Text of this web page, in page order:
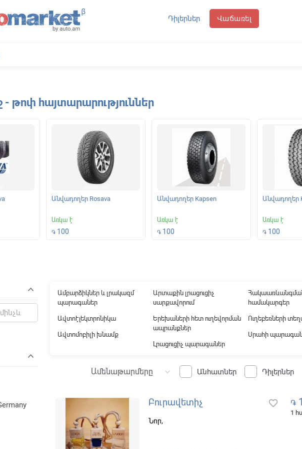
Դիլերներ Վաճառել
- թոփ հայտարարություններ
Անվադողեր Rosava
Առկա է
֏ 100
Անվադողեր Kapsen
Առկա է
֏ 100
Անվադողեր
Առկա է
֏ 100
Ամբարձիկներ և լրակազմ
պարագաներ
Ավտոէլեկտրոնիկա
Ավտոմոբիլի խնամք
Արտաքին լրացուցիչ
սարքավորում
Երեխաների հետ ուղեվորման
ապրանքներ
Լրացուցիչ պարագաներ
համակարգեր
Ուղեբեռների
Սրահի
Ամենաթարմերը keyboard_arrow_down Անհատներ Դիլերներ
Բուրավետիչ
Նոր,
favorite_border ֏
1